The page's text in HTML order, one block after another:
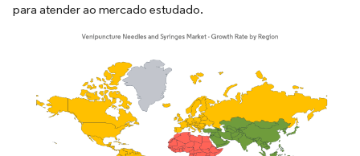
para atender ao mercado estudado.